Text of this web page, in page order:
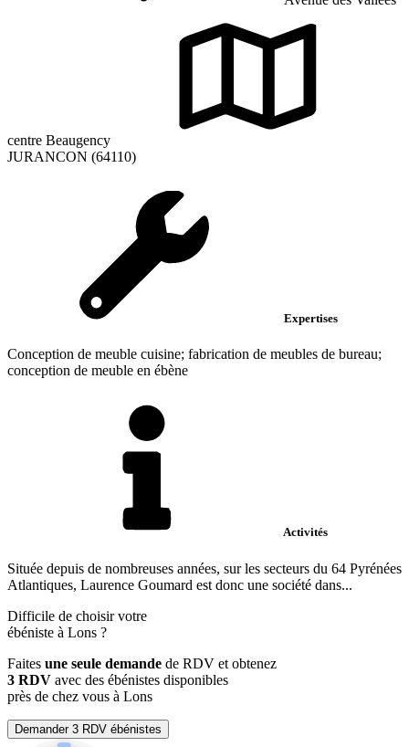
centre Beaugency
JURANCON (64110)
Expertises
Conception de meuble cuisine; fabrication de meubles de bureau;
conception de meuble en ébène
Activités
Située depuis de nombreuses années, sur les secteurs du 64 Pyrénées
Atlantiques, Laurence Goumard est donc une société dans...
Difficile de choisir votre
ébéniste à Lons ?
Faites une seule demande de RDV et obtenez
3 RDV avec des ébénistes disponibles
près de chez vous à Lons
Demander 3 RDV ébénistes